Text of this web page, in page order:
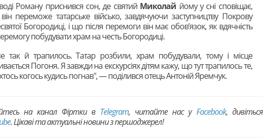
Роману приснився сон, де святий Миколай йому у сні сповіщає,
переможе татарське військо, завдячуючи заступництву Покрову
Богородиці, і що після перемоги він має обов’язок, як вдячність
побудувати храм на честь Богородиці.
так й трапилось. Татар розбили, храм побудували, тому і місце
Погоня. Я завжди на екскурсіях дітям кажу, що тут трапилось те,
когось кудись погнав", — поділився отець Антоній Яремчук.
на канал Фіртки в Telegram, читайте нас у Facebook, дивіться
. Цікаві та актуальні новини з першоджерел!